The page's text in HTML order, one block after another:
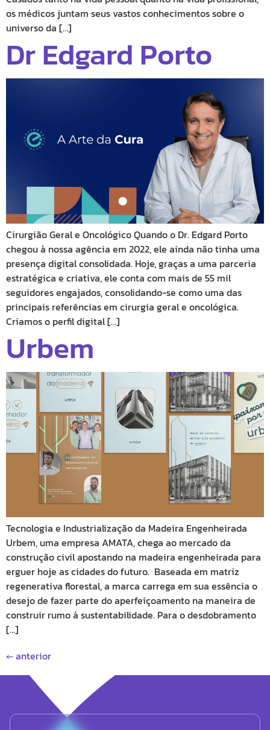
os médicos juntam seus vastos conhecimentos sobre o
universo da […]
Dr Edgard Porto
Cirurgião Geral e Oncológico Quando o Dr. Edgard Porto
chegou à nossa agência em 2022, ele ainda não tinha uma
presença digital consolidada. Hoje, graças a uma parceria
estratégica e criativa, ele conta com mais de 55 mil
seguidores engajados, consolidando-se como uma das
principais referências em cirurgia geral e oncológica.
Criamos o perfil digital […]
Urbem
Tecnologia e Industrialização da Madeira Engenheirada
Urbem, uma empresa AMATA, chega ao mercado da
construção civil apostando na madeira engenheirada para
erguer hoje as cidades do futuro. Baseada em matriz
regenerativa florestal, a marca carrega em sua essência o
desejo de fazer parte do aperfeiçoamento na maneira de
construir rumo à sustentabilidade. Para o desdobramento
[…]
←anterior